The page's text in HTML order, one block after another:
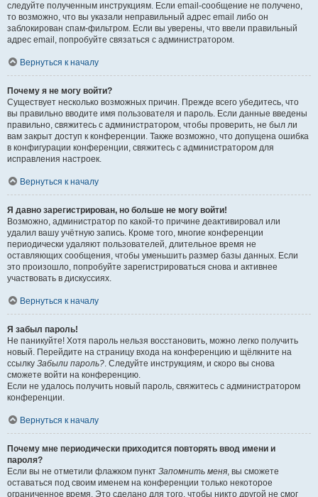
следуйте полученным инструкциям. Если email-сообщение не получено,
то возможно, что вы указали неправильный адрес email либо он
заблокирован спам-фильтром. Если вы уверены, что ввели правильный
адрес email, попробуйте связаться с администратором.
Вернуться к началу
Почему я не могу войти?
Существует несколько возможных причин. Прежде всего убедитесь, что
вы правильно вводите имя пользователя и пароль. Если данные введены
правильно, свяжитесь с администратором, чтобы проверить, не был ли
вам закрыт доступ к конференции. Также возможно, что допущена ошибка
в конфигурации конференции, свяжитесь с администратором для
исправления настроек.
Вернуться к началу
Я давно зарегистрирован, но больше не могу войти!
Возможно, администратор по какой-то причине деактивировал или
удалил вашу учётную запись. Кроме того, многие конференции
периодически удаляют пользователей, длительное время не
оставляющих сообщения, чтобы уменьшить размер базы данных. Если
это произошло, попробуйте зарегистрироваться снова и активнее
участвовать в дискуссиях.
Вернуться к началу
Я забыл пароль!
Не паникуйте! Хотя пароль нельзя восстановить, можно легко получить
новый. Перейдите на страницу входа на конференцию и щёлкните на
ссылку Забыли пароль?. Следуйте инструкциям, и скоро вы снова
сможете войти на конференцию.
Если не удалось получить новый пароль, свяжитесь с администратором
конференции.
Вернуться к началу
Почему мне периодически приходится повторять ввод имени и
пароля?
Если вы не отметили флажком пункт Запомнить меня, вы сможете
оставаться под своим именем на конференции только некоторое
ограниченное время. Это сделано для того, чтобы никто другой не смог